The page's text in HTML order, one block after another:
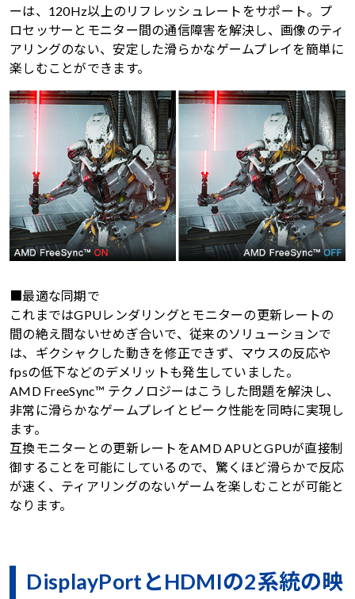
ーは、120Hz以上のリフレッシュレートをサポート。プ
ロセッサーとモニター間の通信障害を解決し、画像のティ
アリングのない、安定した滑らかなゲームプレイを簡単に
楽しむことができます。
■最適な同期で
これまではGPUレンダリングとモニターの更新レートの
間の絶え間ないせめぎ合いで、従来のソリューションで
は、ギクシャクした動きを修正できず、マウスの反応や
fpsの低下などのデメリットも発生していました。
AMD FreeSync™ テクノロジーはこうした問題を解決し、
非常に滑らかなゲームプレイとピーク性能を同時に実現し
ます。
互換モニターとの更新レートをAMD APUとGPUが直接制
御することを可能にしているので、驚くほど滑らかで反応
が速く、ティアリングのないゲームを楽しむことが可能と
なります。
DisplayPortとHDMIの2系統の映